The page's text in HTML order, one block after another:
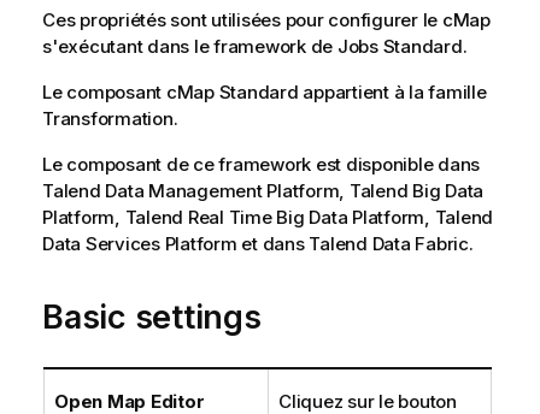
Ces propriétés sont utilisées pour configurer le cMap
s'exécutant dans le framework de Jobs Standard.
Le composant cMap Standard appartient à la famille
Transformation.
Le composant de ce framework est disponible dans
Talend Data Management Platform, Talend Big Data
Platform, Talend Real Time Big Data Platform, Talend
Data Services Platform et dans Talend Data Fabric.
Basic settings
Open Map Editor
Cliquez sur le bouton